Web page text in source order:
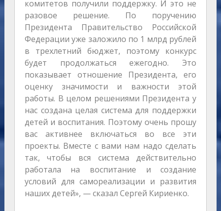
комитетов получили поддержку. И это не
разовое решение. По поручению
Президента Правительство Российской
Федерации уже заложило по 1 млрд рублей
в трехлетний бюджет, поэтому конкурс
будет продолжаться ежегодно. Это
показывает отношение Президента, его
оценку значимости и важности этой
работы. В целом решениями Президента у
нас создана целая система для поддержки
детей и воспитания. Поэтому очень прошу
вас активнее включаться во все эти
проекты. Вместе с вами нам надо сделать
так, чтобы вся система действительно
работала на воспитание и создание
условий для самореализации и развития
наших детей», — сказал Сергей Кириенко.